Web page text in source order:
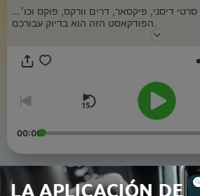
דיסני, פיקסאר, דרים וורקס, פוקס וכו׳…
הפודקאסט הזה הוא בדיוק עבורכם.
00:00
Episodios